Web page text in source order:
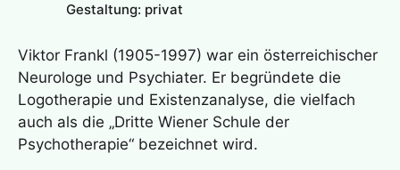
Gestaltung: privat
Viktor Frankl (1905-1997) war ein österreichischer
Neurologe und Psychiater. Er begründete die
Logotherapie und Existenzanalyse, die vielfach
auch als die „Dritte Wiener Schule der
Psychotherapie“ bezeichnet wird.